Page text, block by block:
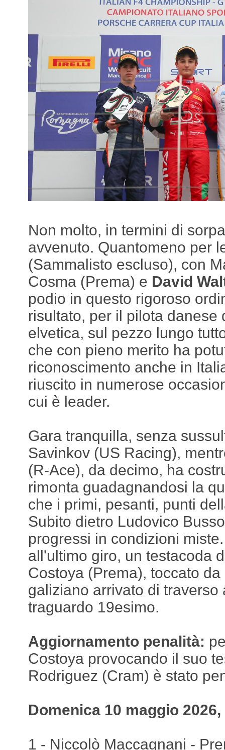
Non molto, in termini di
avvenuto. Quantomeno per
(Sammalisto escluso), con
Cosma (Prema) e David
podio in questo rigoroso
risultato, per il pilota danese
elvetica, sul pezzo lungo
che con pieno merito ha
riconoscimento anche in
riuscito in numerose
cui è leader.
Gara tranquilla, senza
Savinkov (US Racing),
(R-Ace), da decimo, ha
rimonta guadagnandosi la
che i primi, pesanti, punti
Subito dietro Ludovico
progressi in condizioni
all'ultimo giro, un testacoda
Costoya (Prema), toccato
galiziano arrivato di traverso
traguardo 19esimo.
Aggiornamento penalità:
Costoya provocando il suo
Rodriguez (Cram) è stato
Domenica 10 maggio
1 - Niccolò Maccagnani -